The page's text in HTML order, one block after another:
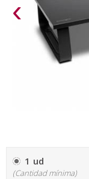
‹
1 ud
(Cantidad mínima)